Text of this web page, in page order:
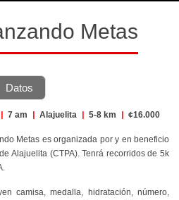
Metas
Datos
| 7 am | Alajuelita | 5-8 km | ¢16.000
Metas es organizada por y en beneficio
Alajuelita (CTPA). Tenrá recorridos de 5k
camisa, medalla, hidratación, número,